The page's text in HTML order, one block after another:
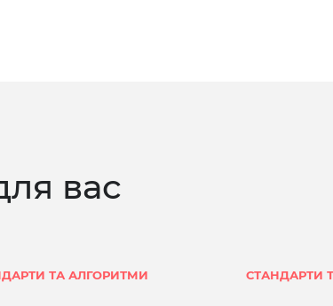
вас
ТА АЛГОРИТМИ СТАНДАРТИ